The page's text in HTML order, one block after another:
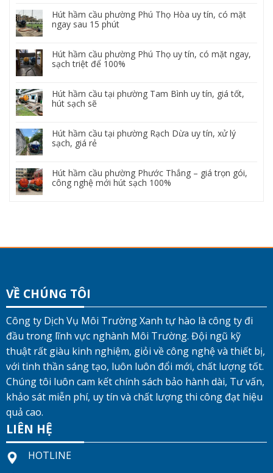
Hút hầm cầu phường Phú Thọ Hòa uy tín, có mặt
ngay sau 15 phút
Hút hầm cầu phường Phú Thọ uy tín, có mặt ngay,
sạch triệt để 100%
Hút hầm cầu tại phường Tam Bình uy tín, giá tốt,
hút sạch sẽ
Hút hầm cầu tại phường Rạch Dừa uy tín, xử lý
sạch, giá rẻ
Hút hầm cầu phường Phước Thắng – giá trọn gói,
công nghệ mới hút sạch 100%
VỀ CHÚNG TÔI
Công ty Dịch Vụ Môi Trường Xanh tự hào là công ty đi
đầu trong lĩnh vực nghành Môi Trường. Đội ngũ kỹ
thuật rất giàu kinh nghiệm, giỏi về công nghệ và thiết bị,
với tinh thần sáng tạo, luôn luôn đổi mới, chất lượng tốt.
Chúng tôi luôn cam kết chính sách bảo hành dài, Tư vấn,
khảo sát miễn phí, uy tín và chất lượng thi công đạt hiệu
quả cao.
LIÊN HỆ
HOTLINE